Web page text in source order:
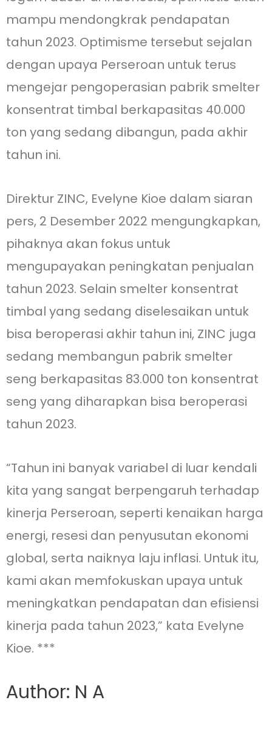
mampu mendongkrak pendapatan
tahun 2023. Optimisme tersebut sejalan
dengan upaya Perseroan untuk terus
mengejar pengoperasian pabrik smelter
konsentrat timbal berkapasitas 40.000
ton yang sedang dibangun, pada akhir
tahun ini.
Direktur ZINC, Evelyne Kioe dalam siaran
pers, 2 Desember 2022 mengungkapkan,
pihaknya akan fokus untuk
mengupayakan peningkatan penjualan
tahun 2023. Selain smelter konsentrat
timbal yang sedang diselesaikan untuk
bisa beroperasi akhir tahun ini, ZINC juga
sedang membangun pabrik smelter
seng berkapasitas 83.000 ton konsentrat
seng yang diharapkan bisa beroperasi
tahun 2023.
“Tahun ini banyak variabel di luar kendali
kita yang sangat berpengaruh terhadap
kinerja Perseroan, seperti kenaikan harga
energi, resesi dan penyusutan ekonomi
global, serta naiknya laju inflasi. Untuk itu,
kami akan memfokuskan upaya untuk
meningkatkan pendapatan dan efisiensi
kinerja pada tahun 2023,” kata Evelyne
Kioe. ***
Author: N A